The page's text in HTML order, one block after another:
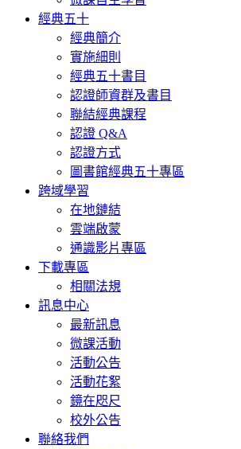
經典五十
經典簡介
實施細則
經典五十書目
認證師資群及書目
聯結經典課程
認證 Q&A
認證方式
圖書館經典五十專區
跨域學習
在地鏈結
雲端啟蒙
通識影片專區
下載專區
相關法規
訊息中心
最新訊息
微課活動
活動公告
活動花絮
鏡在咫尺
校外公告
聯絡我們